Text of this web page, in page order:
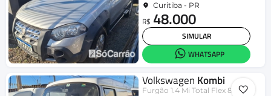
Curitiba - PR
R$ 48.000
SIMULAR
WHATSAPP
Volkswagen Kombi
Furgão 1.4 Mi Total Flex 8V